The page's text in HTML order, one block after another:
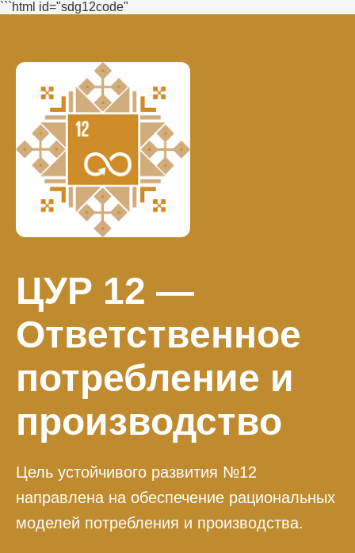
```html id="sdg12code"
ЦУР 12 —
Ответственное
потребление и
производство
Цель устойчивого развития №12
направлена на обеспечение рациональных
моделей потребления и производства.